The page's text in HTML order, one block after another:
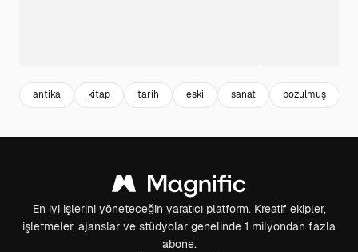
antika kitap tarih eski sanat bozulmuş
En iyi işlerini yöneteceğin yaratıcı platform. Kreatif ekipler,
işletmeler, ajanslar ve stüdyolar genelinde 1 milyondan fazla
abone.